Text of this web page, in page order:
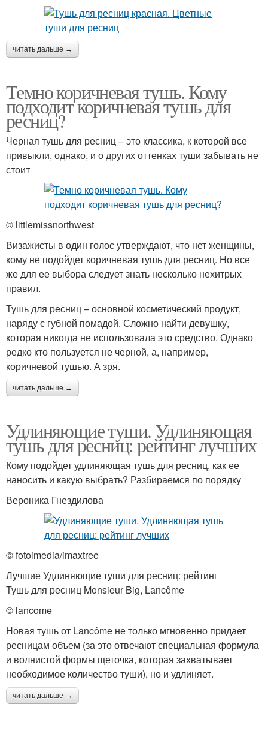
читать дальше →
Темно коричневая тушь. Кому
подходит коричневая тушь для
ресниц?
Черная тушь для ресниц – это классика, к которой все
привыкли, однако, и о других оттенках туши забывать не
стоит
© littlemissnorthwest
Визажисты в один голос утверждают, что нет женщины,
кому не подойдет коричневая тушь для ресниц. Но все
же для ее выбора следует знать несколько нехитрых
правил.
Тушь для ресниц – основной косметический продукт,
наряду с губной помадой. Сложно найти девушку,
которая никогда не использовала это средство. Однако
редко кто пользуется не черной, а, например,
коричневой тушью. А зря.
читать дальше →
Удлиняющие туши. Удлиняющая
тушь для ресниц: рейтинг лучших
Кому подойдет удлиняющая тушь для ресниц, как ее
наносить и какую выбрать? Разбираемся по порядку
Вероника Гнездилова
© fotoimedia/imaxtree
Лучшие Удлиняющие туши для ресниц: рейтинг
Тушь для ресниц Monsieur Big, Lancôme
© lancome
Новая тушь от Lancôme не только мгновенно придает
ресницам объем (за это отвечают специальная формула
и волнистой формы щеточка, которая захватывает
необходимое количество туши), но и удлиняет.
читать дальше →